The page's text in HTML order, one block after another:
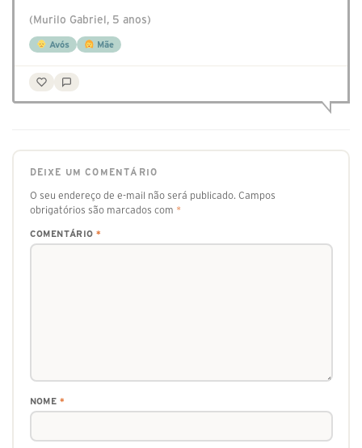
(Murilo Gabriel, 5 anos)
Avós Mãe
DEIXE UM COMENTÁRIO
O seu endereço de e-mail não será publicado. Campos
obrigatórios são marcados com *
COMENTÁRIO *
NOME *